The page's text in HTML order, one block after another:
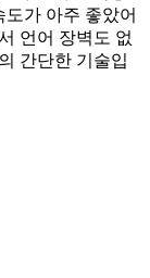
가 아주 좋았어
언어 장벽도 없
간단한 기술입